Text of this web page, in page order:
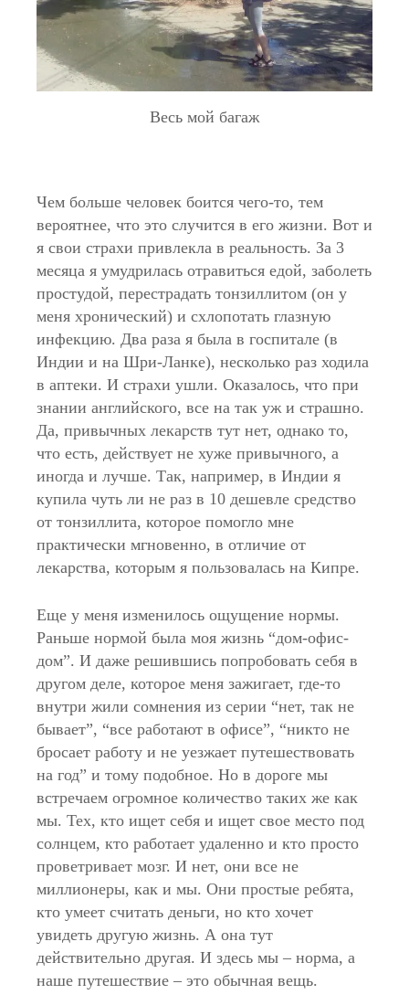
Весь мой багаж
Чем больше человек боится чего-то, тем
вероятнее, что это случится в его жизни. Вот и
я свои страхи привлекла в реальность. За 3
месяца я умудрилась отравиться едой, заболеть
простудой, перестрадать тонзиллитом (он у
меня хронический) и схлопотать глазную
инфекцию. Два раза я была в госпитале (в
Индии и на Шри-Ланке), несколько раз ходила
в аптеки. И страхи ушли. Оказалось, что при
знании английского, все на так уж и страшно.
Да, привычных лекарств тут нет, однако то,
что есть, действует не хуже привычного, а
иногда и лучше. Так, например, в Индии я
купила чуть ли не раз в 10 дешевле средство
от тонзиллита, которое помогло мне
практически мгновенно, в отличие от
лекарства, которым я пользовалась на Кипре.
Еще у меня изменилось ощущение нормы.
Раньше нормой была моя жизнь “дом-офис-
дом”. И даже решившись попробовать себя в
другом деле, которое меня зажигает, где-то
внутри жили сомнения из серии “нет, так не
бывает”, “все работают в офисе”, “никто не
бросает работу и не уезжает путешествовать
на год” и тому подобное. Но в дороге мы
встречаем огромное количество таких же как
мы. Тех, кто ищет себя и ищет свое место под
солнцем, кто работает удаленно и кто просто
проветривает мозг. И нет, они все не
миллионеры, как и мы. Они простые ребята,
кто умеет считать деньги, но кто хочет
увидеть другую жизнь. А она тут
действительно другая. И здесь мы – норма, а
наше путешествие – это обычная вещь.